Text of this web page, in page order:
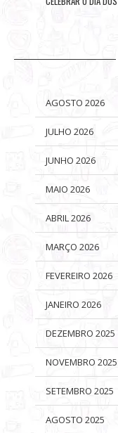
AGOSTO 2026
JULHO 2026
JUNHO 2026
MAIO 2026
ABRIL 2026
MARÇO 2026
FEVEREIRO 2026
JANEIRO 2026
DEZEMBRO 2025
NOVEMBRO 2025
SETEMBRO 2025
AGOSTO 2025